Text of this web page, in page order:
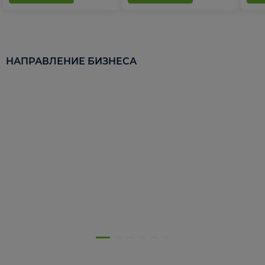
НАПРАВЛЕНИЕ БИЗНЕСА